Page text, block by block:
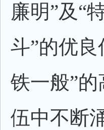
廉明”及“
斗”的优
铁一般”
伍中不断